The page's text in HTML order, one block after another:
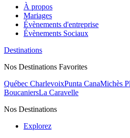
À propos
Mariages
Évènements d'entreprise
Évènements Sociaux
Destinations
Nos Destinations Favorites
Québec CharlevoixPunta CanaMichès
BoucaniersLa Caravelle
Nos Destinations
Explorez